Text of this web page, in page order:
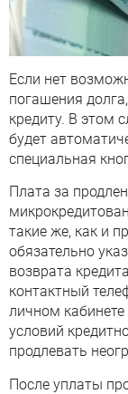
Если нет
погашения
кредиту. В этом
будет
специальная
Плата за
такие же, как и
обязательно
возврата
контактный
личном
условий
продлевать
После уплаты